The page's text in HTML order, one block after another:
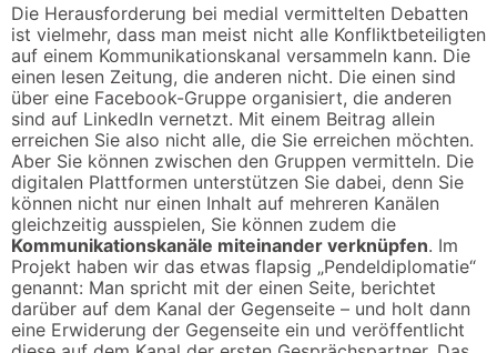
Die Herausforderung bei medial vermittelten Debatten
ist vielmehr, dass man meist nicht alle Konfliktbeteiligten
auf einem Kommunikationskanal versammeln kann. Die
einen lesen Zeitung, die anderen nicht. Die einen sind
über eine Facebook-Gruppe organisiert, die anderen
sind auf LinkedIn vernetzt. Mit einem Beitrag allein
erreichen Sie also nicht alle, die Sie erreichen möchten.
Aber Sie können zwischen den Gruppen vermitteln. Die
digitalen Plattformen unterstützen Sie dabei, denn Sie
können nicht nur einen Inhalt auf mehreren Kanälen
gleichzeitig ausspielen, Sie können zudem die
Kommunikationskanäle miteinander verknüpfen. Im
Projekt haben wir das etwas flapsig „Pendeldiplomatie“
genannt: Man spricht mit der einen Seite, berichtet
darüber auf dem Kanal der Gegenseite – und holt dann
eine Erwiderung der Gegenseite ein und veröffentlicht